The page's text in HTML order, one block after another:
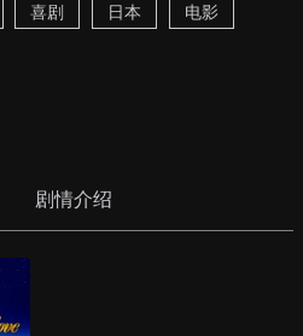
喜剧 日本 电影
剧情介绍